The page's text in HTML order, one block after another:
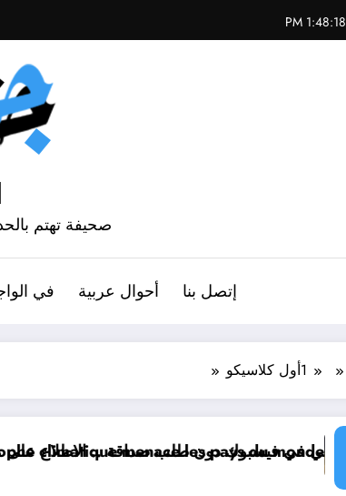
1:48:19 PM
صحيفة تهتم
إتصل بنا أحوال عربية في
1أول كلاسيكو
في فيسبوك دون طلب صداقة
La pire catastrophe climatique menace les
الحرارة و الرياح و